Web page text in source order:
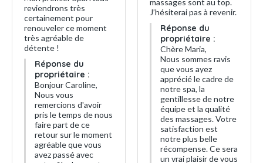
reviendrons très
certainement pour
renouveler ce moment
très agréable de
détente !
Réponse du
propriétaire :
Bonjour Caroline,
Nous vous
remercions d'avoir
pris le temps de nous
faire part de ce
retour sur le moment
agréable que vous
avez passé avec
massages sont au top.
J’hésiterai pas à revenir.
Réponse du
propriétaire :
Chère Maria,
Nous sommes ravis
que vous ayez
apprécié le cadre de
notre spa, la
gentillesse de notre
équipe et la qualité
des massages. Votre
satisfaction est
notre plus belle
récompense. Ce sera
un vrai plaisir de vous